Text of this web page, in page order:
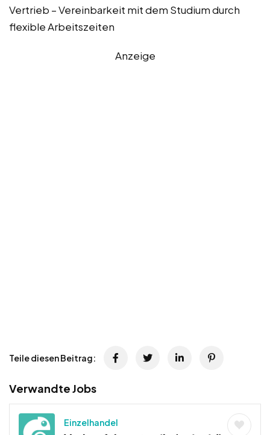
Vertrieb – Vereinbarkeit mit dem Studium durch
flexible Arbeitszeiten
Anzeige
Teile diesen Beitrag:
Verwandte Jobs
Einzelhandel